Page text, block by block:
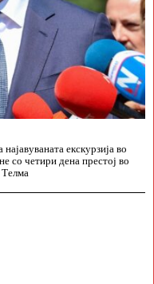
екскурзија во
со четири дена престој во